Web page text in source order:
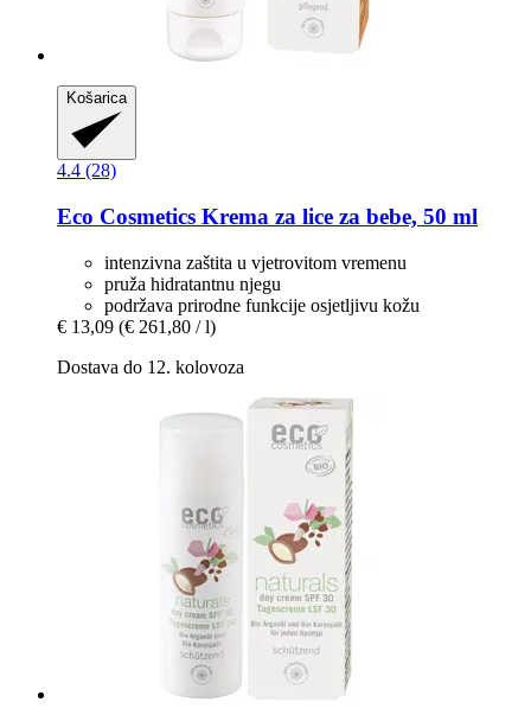
Košarica
4.4 (28)
Eco Cosmetics Krema za lice za bebe, 50 ml
intenzivna zaštita u vjetrovitom vremenu
pruža hidratantnu njegu
podržava prirodne funkcije osjetljivu kožu
€ 13,09 (€ 261,80 / l)
Dostava do 12. kolovoza